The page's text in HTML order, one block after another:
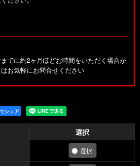
でに約2ヶ月ほどお時間をいただく場合が
お気軽にお問合せください
シェア
選択